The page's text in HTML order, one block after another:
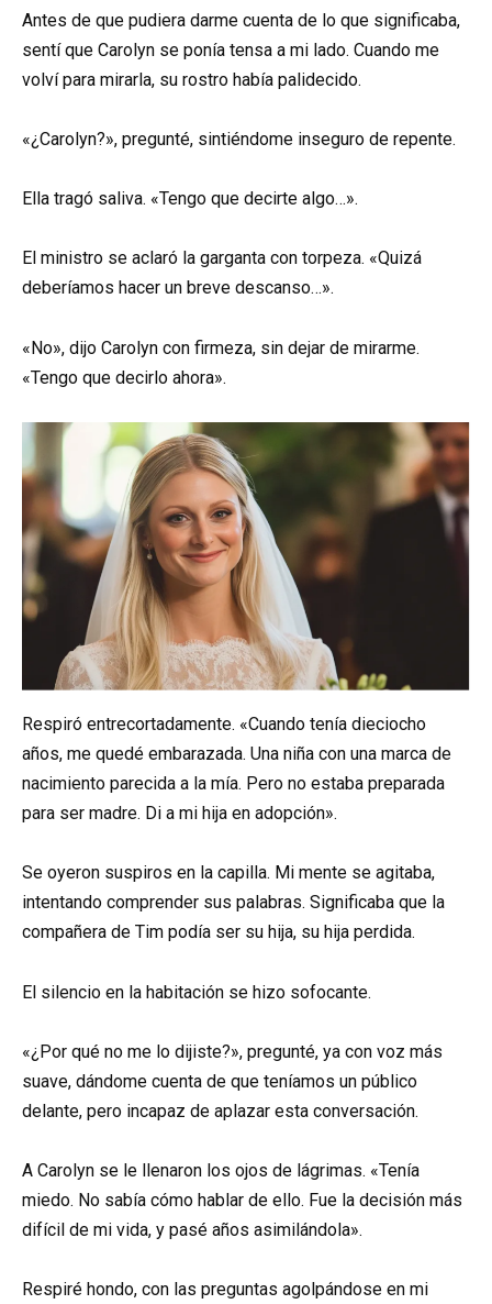
Antes de que pudiera darme cuenta de lo que significaba,
sentí que Carolyn se ponía tensa a mi lado. Cuando me
volví para mirarla, su rostro había palidecido.
«¿Carolyn?», pregunté, sintiéndome inseguro de repente.
Ella tragó saliva. «Tengo que decirte algo…».
El ministro se aclaró la garganta con torpeza. «Quizá
deberíamos hacer un breve descanso…».
«No», dijo Carolyn con firmeza, sin dejar de mirarme.
«Tengo que decirlo ahora».
Respiró entrecortadamente. «Cuando tenía dieciocho
años, me quedé embarazada. Una niña con una marca de
nacimiento parecida a la mía. Pero no estaba preparada
para ser madre. Di a mi hija en adopción».
Se oyeron suspiros en la capilla. Mi mente se agitaba,
intentando comprender sus palabras. Significaba que la
compañera de Tim podía ser su hija, su hija perdida.
El silencio en la habitación se hizo sofocante.
«¿Por qué no me lo dijiste?», pregunté, ya con voz más
suave, dándome cuenta de que teníamos un público
delante, pero incapaz de aplazar esta conversación.
A Carolyn se le llenaron los ojos de lágrimas. «Tenía
miedo. No sabía cómo hablar de ello. Fue la decisión más
difícil de mi vida, y pasé años asimilándola».
Respiré hondo, con las preguntas agolpándose en mi